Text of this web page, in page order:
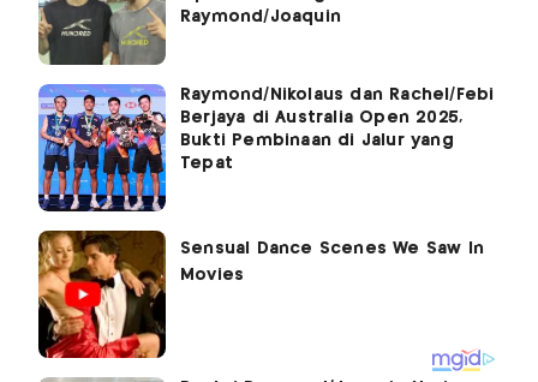
Raymond/Joaquin
Raymond/Nikolaus dan Rachel/Febi
Berjaya di Australia Open 2025,
Bukti Pembinaan di Jalur yang
Tepat